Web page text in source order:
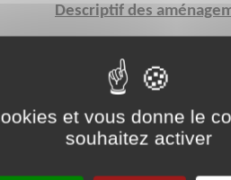
Descriptif des
érieurs et ext
plan de travail,é viers,étagère
et chaises de salle, tables et
et vous donne le
souhaitez activer